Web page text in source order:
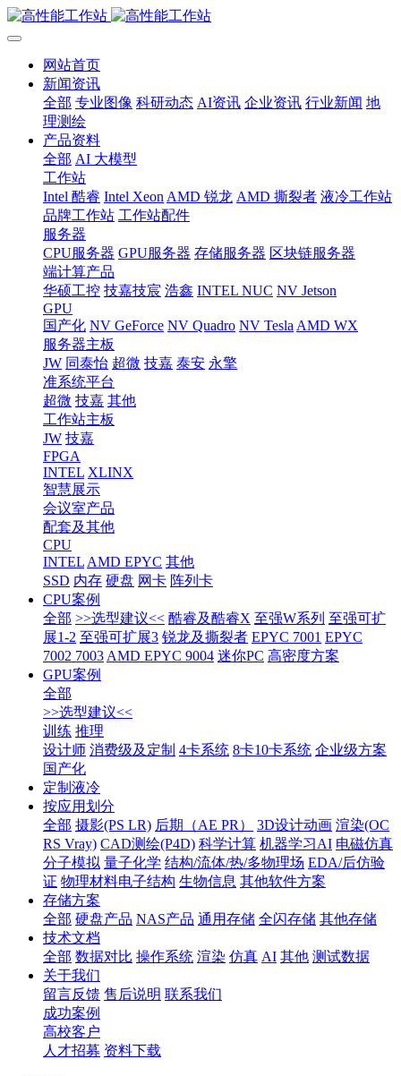
网站首页
新闻资讯
全部 专业图像 科研动态 AI资讯 企业资讯 行业新闻 地
理测绘
产品资料
全部 AI 大模型
工作站
Intel 酷睿 Intel Xeon AMD 锐龙 AMD 撕裂者 液冷工作站
品牌工作站 工作站配件
服务器
CPU服务器 GPU服务器 存储服务器 区块链服务器
端计算产品
华硕工控 技嘉技宸 浩鑫 INTEL NUC NV Jetson
GPU
国产化 NV GeForce NV Quadro NV Tesla AMD WX
服务器主板
JW 同泰怡 超微 技嘉 泰安 永擎
准系统平台
超微 技嘉 其他
工作站主板
JW 技嘉
FPGA
INTEL XLINX
智慧展示
会议室产品
配套及其他
CPU
INTEL AMD EPYC 其他
SSD 内存 硬盘 网卡 阵列卡
CPU案例
全部 >>选型建议<< 酷睿及酷睿X 至强W系列 至强可扩
展1-2 至强可扩展3 锐龙及撕裂者 EPYC 7001 EPYC
7002 7003 AMD EPYC 9004 迷你PC 高密度方案
GPU案例
全部
>>选型建议<<
训练 推理
设计师 消费级及定制 4卡系统 8卡10卡系统 企业级方案
国产化
定制液冷
按应用划分
全部 摄影(PS LR) 后期（AE PR） 3D设计动画 渲染(OC
RS Vray) CAD测绘(P4D) 科学计算 机器学习AI 电磁仿真
分子模拟 量子化学 结构/流体/热/多物理场 EDA/后仿验
证 物理材料电子结构 生物信息 其他软件方案
存储方案
全部 硬盘产品 NAS产品 通用存储 全闪存储 其他存储
技术文档
全部 数据对比 操作系统 渲染 仿真 AI 其他 测试数据
关于我们
留言反馈 售后说明 联系我们
成功案例
高校客户
人才招募 资料下载